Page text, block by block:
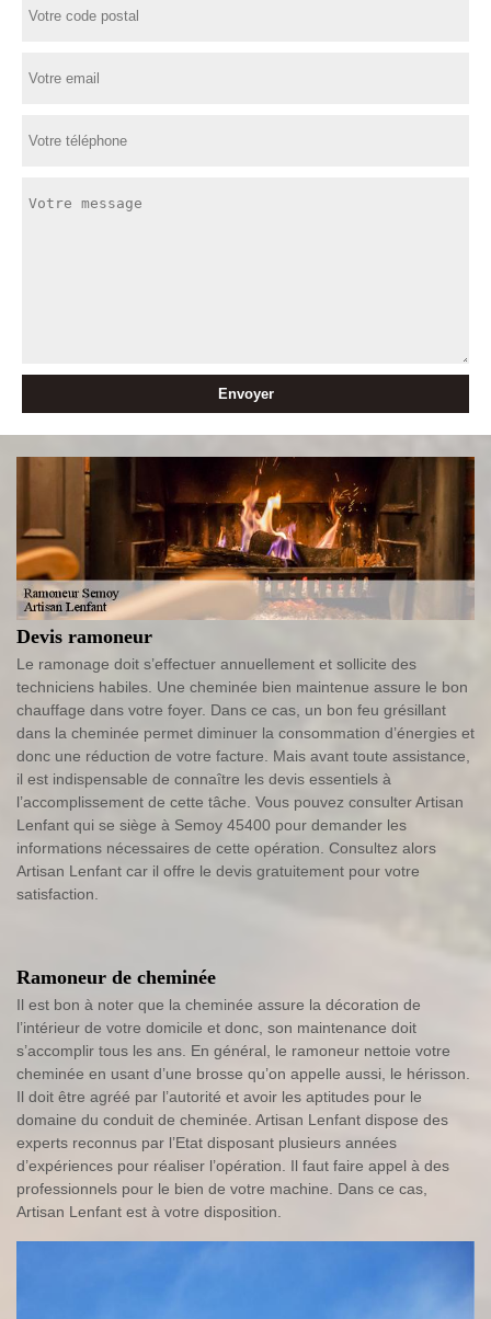
Devis ramoneur
Le ramonage doit s’effectuer annuellement et sollicite des
techniciens habiles. Une cheminée bien maintenue assure le bon
chauffage dans votre foyer. Dans ce cas, un bon feu grésillant
dans la cheminée permet diminuer la consommation d’énergies et
donc une réduction de votre facture. Mais avant toute assistance,
il est indispensable de connaître les devis essentiels à
l’accomplissement de cette tâche. Vous pouvez consulter Artisan
Lenfant qui se siège à Semoy 45400 pour demander les
informations nécessaires de cette opération. Consultez alors
Artisan Lenfant car il offre le devis gratuitement pour votre
satisfaction.
Ramoneur de cheminée
Il est bon à noter que la cheminée assure la décoration de
l’intérieur de votre domicile et donc, son maintenance doit
s’accomplir tous les ans. En général, le ramoneur nettoie votre
cheminée en usant d’une brosse qu’on appelle aussi, le hérisson.
Il doit être agréé par l’autorité et avoir les aptitudes pour le
domaine du conduit de cheminée. Artisan Lenfant dispose des
experts reconnus par l’Etat disposant plusieurs années
d’expériences pour réaliser l’opération. Il faut faire appel à des
professionnels pour le bien de votre machine. Dans ce cas,
Artisan Lenfant est à votre disposition.